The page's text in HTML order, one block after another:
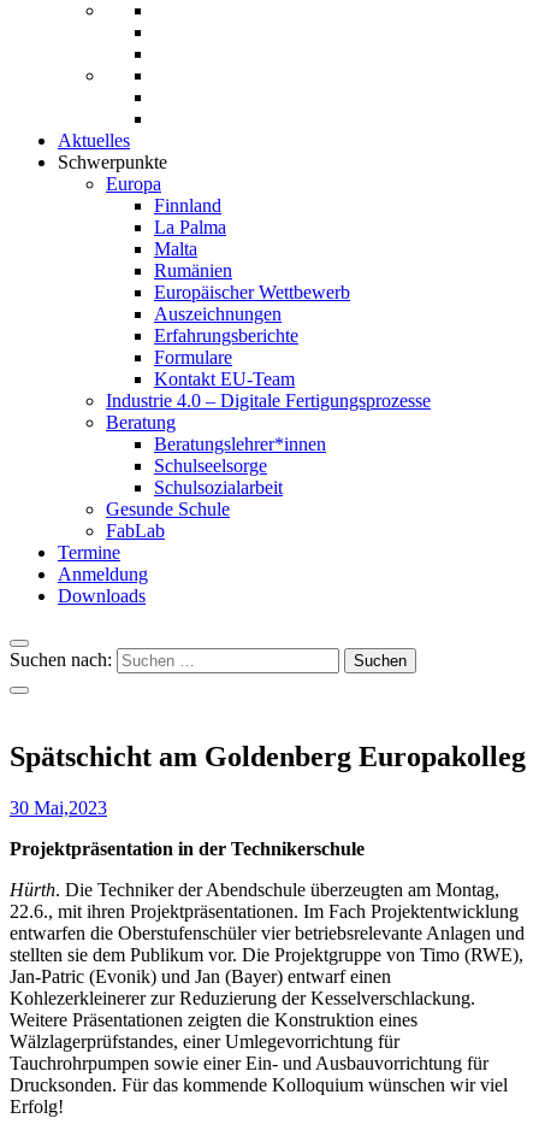
Aktuelles
Schwerpunkte
Europa
Finnland
La Palma
Malta
Rumänien
Europäischer Wettbewerb
Auszeichnungen
Erfahrungsberichte
Formulare
Kontakt EU-Team
Industrie 4.0 – Digitale Fertigungsprozesse
Beratung
Beratungslehrer*innen
Schulseelsorge
Schulsozialarbeit
Gesunde Schule
FabLab
Termine
Anmeldung
Downloads
Suchen nach:
Spätschicht am Goldenberg Europakolleg
30 Mai,2023
Projektpräsentation in der Technikerschule
Hürth. Die Techniker der Abendschule überzeugten am Montag,
22.6., mit ihren Projektpräsentationen. Im Fach Projektentwicklung
entwarfen die Oberstufenschüler vier betriebsrelevante Anlagen und
stellten sie dem Publikum vor. Die Projektgruppe von Timo (RWE),
Jan-Patric (Evonik) und Jan (Bayer) entwarf einen
Kohlezerkleinerer zur Reduzierung der Kesselverschlackung.
Weitere Präsentationen zeigten die Konstruktion eines
Wälzlagerprüfstandes, einer Umlegevorrichtung für
Tauchrohrpumpen sowie einer Ein- und Ausbauvorrichtung für
Drucksonden. Für das kommende Kolloquium wünschen wir viel
Erfolg!